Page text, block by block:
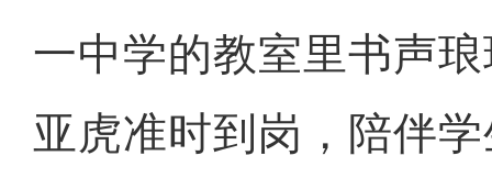
一中学的教室里书声
亚虎准时到岗，陪伴